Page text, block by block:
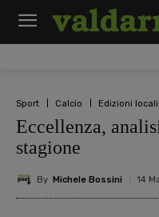
Sport Calcio Edizioni locali
Eccellenza,
stagione
By Michele Bossini 14